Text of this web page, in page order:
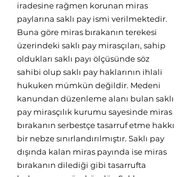
iradesine rağmen korunan miras
paylarına saklı pay ismi verilmektedir.
Buna göre miras bırakanın terekesi
üzerindeki saklı pay mirasçıları, sahip
oldukları saklı payı ölçüsünde söz
sahibi olup saklı pay haklarının ihlali
hukuken mümkün değildir. Medeni
kanundan düzenleme alanı bulan saklı
pay mirasçılık kurumu sayesinde miras
bırakanın serbestçe tasarruf etme hakkı
bir nebze sınırlandırılmıştır. Saklı pay
dışında kalan miras payında ise miras
bırakanın dilediği gibi tasarrufta